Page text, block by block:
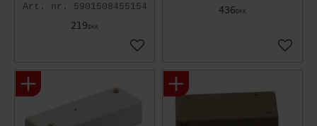
5901508455154
219DKK
Gem som favorit
436DKK
Gem